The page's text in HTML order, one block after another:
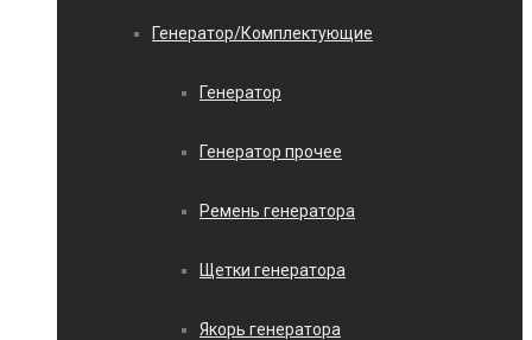
Генератор/Комплектующие
Генератор
Генератор прочее
Ремень генератора
Щетки генератора
Якорь генератора